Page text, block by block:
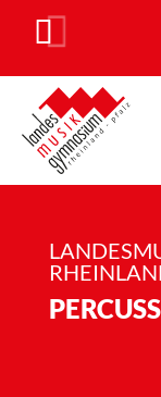
S
c
h